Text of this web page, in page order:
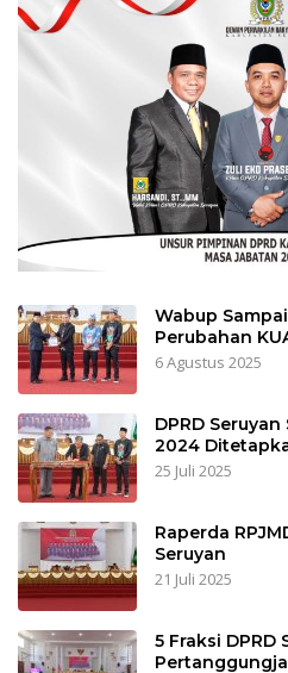
Wabup
Perubahan
6 Agustus 2025
DPRD
2024
25 Juli 2025
Raperda
Seruyan
21 Juli 2025
5 Fraksi DPRD